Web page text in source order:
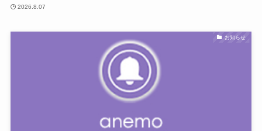
2026.8.07
お知らせ